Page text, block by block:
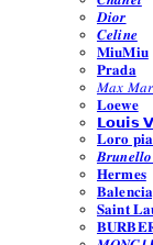
𝑫𝒊𝒐𝒓
𝑪𝒆𝒍𝒊𝒏𝒆
𝐌𝐢𝐮𝐌𝐢𝐮
𝐏𝐫𝐚𝐝𝐚
𝑀𝑎𝑥
𝐋𝐨𝐞𝐰𝐞
𝗟𝗼𝘂𝗶𝘀
𝐋𝐨𝐫𝐨
𝐇𝐞𝐫𝐦𝐞𝐬
𝐒𝐚𝐢𝐧𝐭